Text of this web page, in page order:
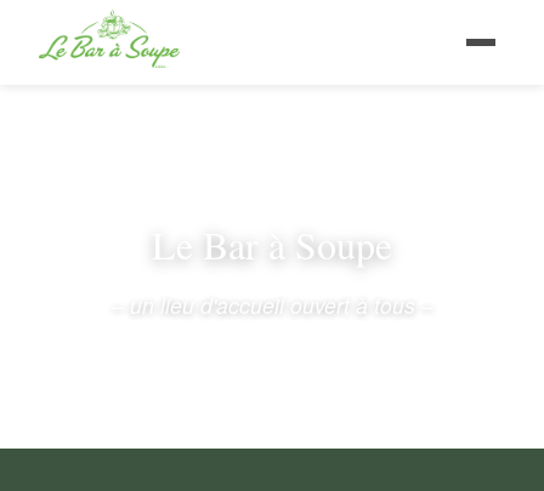
Le Bar à Soupe
– un lieu d'accueil ouvert à tous –